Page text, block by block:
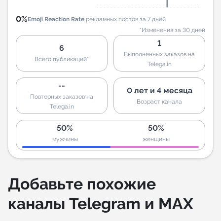
0%Emoji Reaction Rate рекламных постов за 7 дней
*Изменения за 30 дней
6
Всего публикаций*
1
Выполненных заказов на
Telega.in
--
Повторных заказов на
Telega.in
0 лет и 4 месяца
Возраст канала
50%
мужчины
50%
женщины
Добавьте похожие
каналы Telegram и MAX